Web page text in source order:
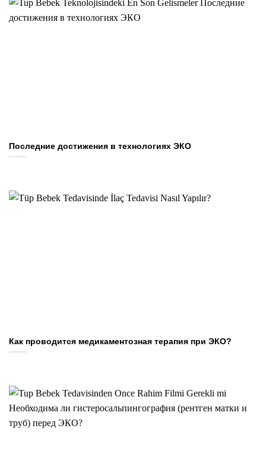
Последние достижения в технологиях ЭКО
Как проводится медикаментозная терапия при ЭКО?